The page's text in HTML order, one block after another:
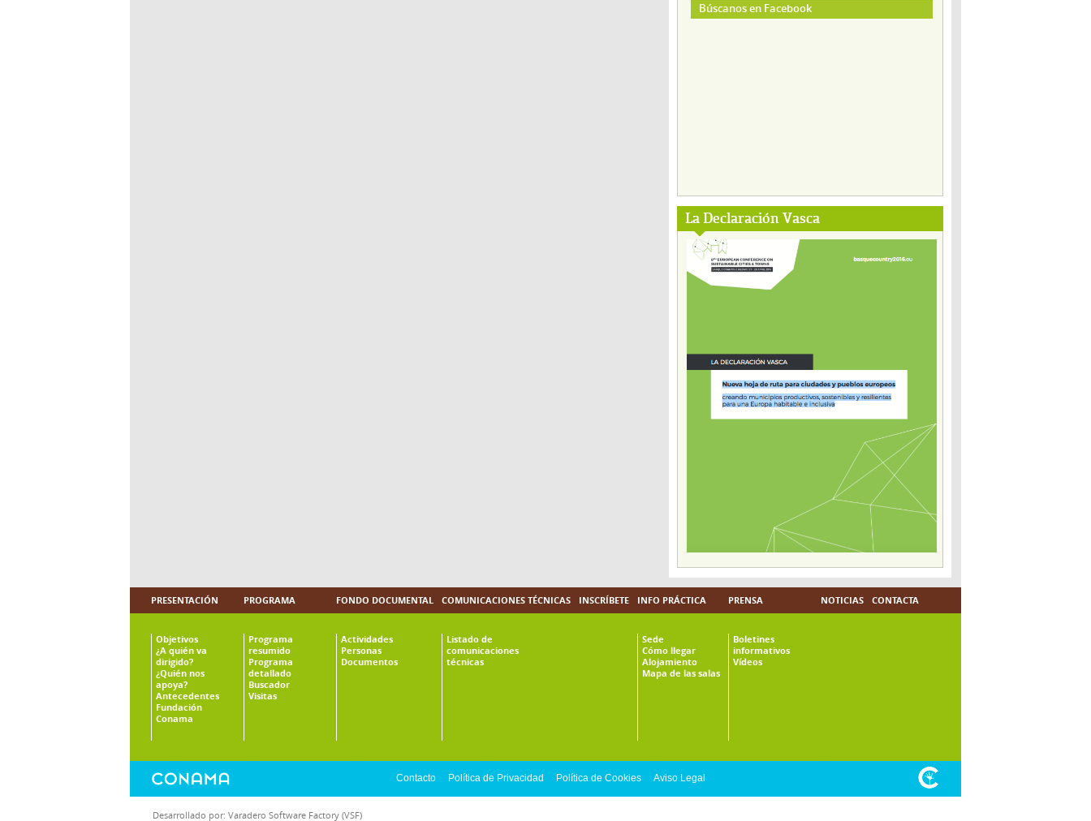
Búscanos en Facebook
La Declaración Vasca
PRESENTACIÓN
Objetivos
¿A quién va
dirigido?
¿Quién nos
apoya?
Antecedentes
Fundación
Conama
PROGRAMA
Programa
resumido
Programa
detallado
Buscador
Visitas
FONDO DOCUMENTAL
Actividades
Personas
Documentos
COMUNICACIONES TÉCNICAS
Listado de
comunicaciones
técnicas
INSCRÍBETE INFO PRÁCTICA
Sede
Cómo llegar
Alojamiento
Mapa de las salas
PRENSA
Boletines
informativos
Vídeos
NOTICIAS CONTACTA
Contacto Política de Privacidad Política de Cookies Aviso Legal
Desarrollado por: Varadero Software Factory (VSF)